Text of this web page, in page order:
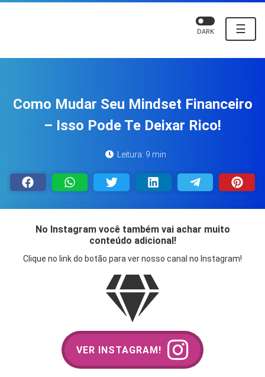
☰
DARK
Como Mudar Seu Mindset Financeiro
– Isso Pode Te Deixar Rico!
Leitura: 9 min
No Instagram você também vai achar muito
conteúdo adicional!
Clique no link do botão para ver nosso canal no Instagram!
VER INSTAGRAM!